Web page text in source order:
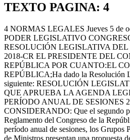
TEXTO PAGINA: 4
4 NORMAS LEGALES Jueves 5 de
PODER LEGISLATIVO
RESOLUCIÓN LEGISLATIVA DEL
2018-CR EL PRESIDENTE DEL
REPÚBLICA POR CUANTO:EL
REPÚBLICA;Ha dado la Resolución
siguiente: RESOLUCIÓN
QUE APRUEBA LA AGENDA
PERÍODO ANUAL DE SESIONES
CONSIDERANDO: Que el segundo
Reglamento del Congreso de la
período anual de sesiones, los Grupos